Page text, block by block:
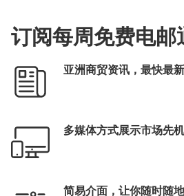
订阅每周免费电邮
亚洲商贸资讯，最快最新
多媒体方式展示市场先机
简易介面，让你随时随